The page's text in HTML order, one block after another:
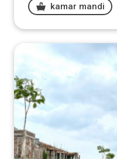
kamar mandi